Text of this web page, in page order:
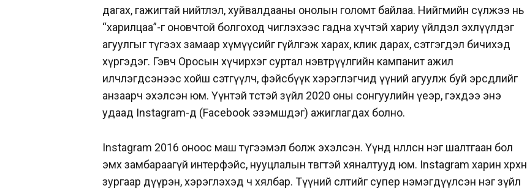
дагах, гажигтай нийтлэл, хуйвалдааны онолын голомт байлаа. Нийгмийн сүлжээ нь
“харилцаа”-г оновчтой болгоход чиглэхээс гадна хүчтэй хариу үйлдэл эхлүүлдэг
агуулгыг түгээх замаар хүмүүсийг гүйлгэж харах, клик дарах, сэтгэгдэл бичихэд
хүргэдэг. Гэвч Оросын хүчирхэг суртал нэвтрүүлгийн кампанит ажил
илчлэгдсэнээс хойш сэтгүүлч, фэйсбүүк хэрэглэгчид үүний агуулж буй эрсдлийг
анзаарч эхэлсэн юм. Үүнтэй төстэй зүйл 2020 оны сонгуулийн үеэр, гэхдээ энэ
удаад Instagram-д (Facebook эзэмшдэг) ажиглагдах болно.
Instagram 2016 оноос маш түгээмэл болж эхэлсэн. Үүнд нөлөөлсөн нэг шалтгаан бол
эмх замбараагүй интерфэйс, нууцлалын төвөгтэй хяналтууд юм. Instagram харин хөөрхөн
зургаар дүүрэн, хэрэглэхэд ч хялбар. Түүний өсөлтийг супер нэмэгдүүлсэн нэг зүйл